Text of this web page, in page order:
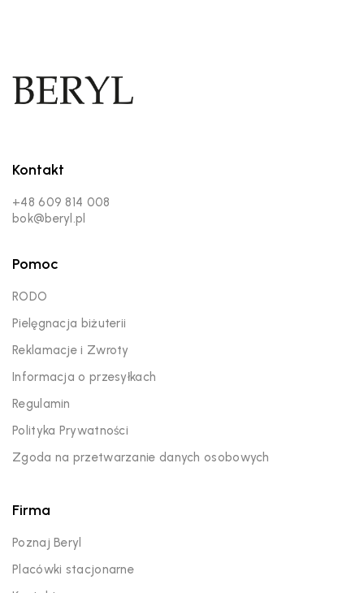
Kontakt
+48 609 814 008
bok@beryl.pl
Pomoc
RODO
Pielęgnacja biżuterii
Reklamacje i Zwroty
Informacja o przesyłkach
Regulamin
Polityka Prywatności
Zgoda na przetwarzanie danych osobowych
Firma
Poznaj Beryl
Placówki stacjonarne